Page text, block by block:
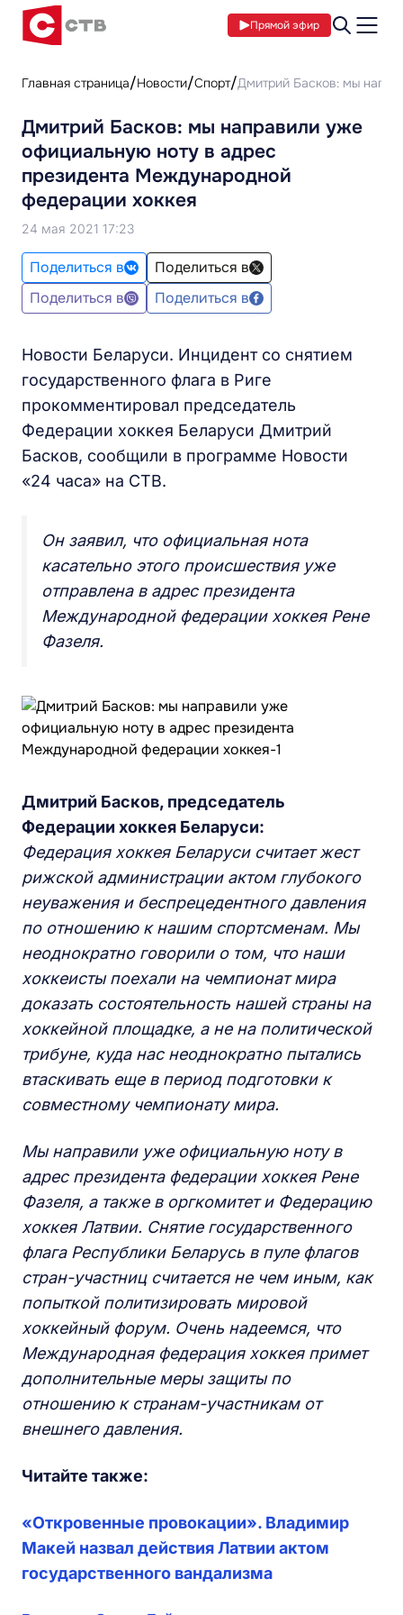
Прямой эфир
Главная страница Новости Спорт Дмитрий Басков: мы
Дмитрий Басков: мы направили уже
официальную ноту в адрес
президента Международной
федерации хоккея
24 мая 2021 17:23
Поделиться в
Поделиться в
Поделиться в
Поделиться в
Новости Беларуси. Инцидент со снятием
государственного флага в Риге
прокомментировал председатель
Федерации хоккея Беларуси Дмитрий
Басков, сообщили в программе Новости
«24 часа» на СТВ.
Он заявил, что официальная нота
касательно этого происшествия уже
отправлена в адрес президента
Международной федерации хоккея Рене
Фазеля.
Дмитрий Басков, председатель
Федерации хоккея Беларуси:
Федерация хоккея Беларуси считает жест
рижской администрации актом глубокого
неуважения и беспрецедентного давления
по отношению к нашим спортсменам. Мы
неоднократно говорили о том, что наши
хоккеисты поехали на чемпионат мира
доказать состоятельность нашей страны на
хоккейной площадке, а не на политической
трибуне, куда нас неоднократно пытались
втаскивать еще в период подготовки к
совместному чемпионату мира.
Мы направили уже официальную ноту в
адрес президента федерации хоккея Рене
Фазеля, а также в оргкомитет и Федерацию
хоккея Латвии. Снятие государственного
флага Республики Беларусь в пуле флагов
стран-участниц считается не чем иным, как
попыткой политизировать мировой
хоккейный форум. Очень надеемся, что
Международнаяфедерацияхоккея примет
дополнительные меры защиты по
отношению к странам-участникам от
внешнего давления.
Читайте также:
«Откровенные провокации». Владимир
Макей назвал действия Латвии актом
государственного вандализма